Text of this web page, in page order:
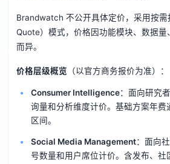
Brandwatch 不公开具体定价，采用按
Quote）模式，价格因功能模块、数据量
而异。
价格层级概览 （以官方商务报价为准）：
Consumer Intelligence：面向研究
询量和分析维度计价。基础方案年费
区间。
Social Media Management：面向
号数量和用户席位计价。含发布、社